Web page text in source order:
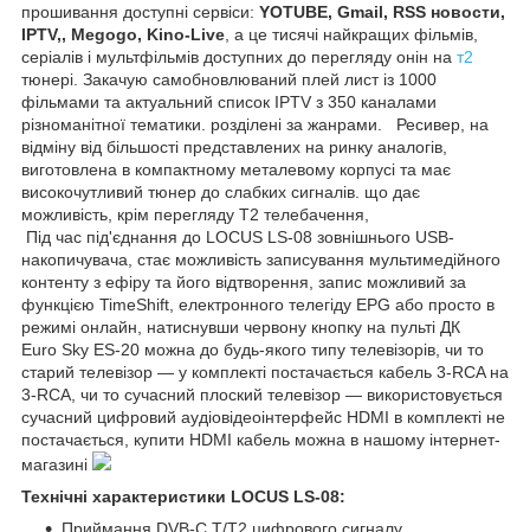
прошивання доступні сервіси: YOTUBE, Gmail, RSS новости,
IPTV,, Megogo, Kino-Live , а це тисячі найкращих фільмів,
серіалів і мультфільмів доступних до перегляду онін на т2
тюнері. Закачую самобновлюваний плей лист із 1000
фільмами та актуальний список IPTV з 350 каналами
різноманітної тематики. розділені за жанрами. Ресивер, на
відміну від більшості представлених на ринку аналогів,
виготовлена в компактному металевому корпусі та має
високочутливий тюнер до слабких сигналів. що дає
можливість, крім перегляду Т2 телебачення,
Під час під'єднання до LOCUS LS-08 зовнішнього USB-
накопичувача, стає можливість записування мультимедійного
контенту з ефіру та його відтворення, запис можливий за
функцією TimeShift, електронного телегіду EPG або просто в
режимі онлайн, натиснувши червону кнопку на пульті ДК
Euro Sky ES-20 можна до будь-якого типу телевізорів, чи то
старий телевізор — у комплекті постачається кабель 3-RCA на
3-RCA, чи то сучасний плоский телевізор — використовується
сучасний цифровий аудіовідеоінтерфейс HDMI в комплекті не
постачається, купити HDMI кабель можна в нашому інтернет-
магазині
Технічні характеристики LOCUS LS-08:
Приймання DVB-C T/T2 цифрового сигналу